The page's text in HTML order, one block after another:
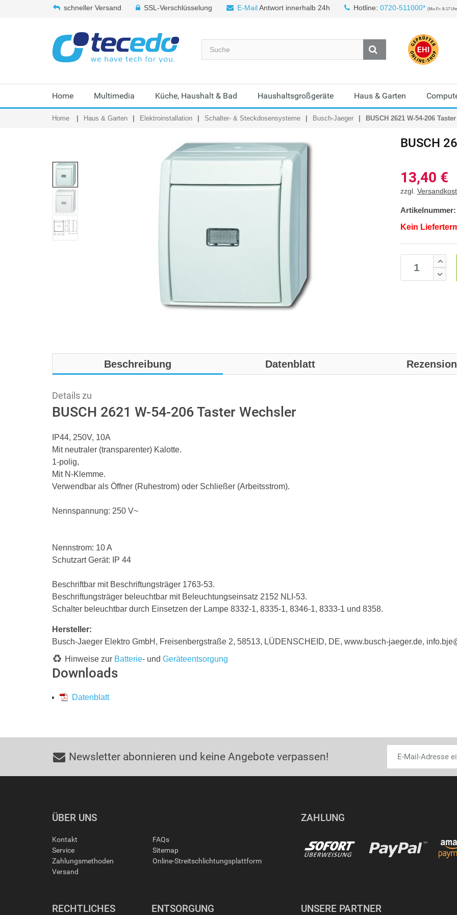
schneller Versand SSL-Verschlüsselung E-MailAntwort innerhalb 24h Hotline: 0720-511000* (Mo-Fr: 8-17
Home Multimedia Küche, Haushalt & Bad Haushaltsgroßgeräte Haus & Garten
Home Haus & Garten Elektroinstallation Schalter- & Steckdosensysteme Busch-Jaeger BUSCH 2621 W-54-206
BUSCH
13,40 €
zzgl.
Artikelnummer:
Kein
Beschreibung Datenblatt
Details zu
BUSCH 2621 W-54-206 Taster Wechsler
IP44, 250V, 10A
Mit neutraler (transparenter) Kalotte.
1-polig,
Mit N-Klemme.
Verwendbar als Öffner (Ruhestrom) oder Schließer (Arbeitsstrom).
Nennspannung: 250 V~
Nennstrom: 10 A
Schutzart Gerät: IP 44
Beschriftbar mit Beschriftungsträger 1763-53.
Beschriftungsträger beleuchtbar mit Beleuchtungseinsatz 2152 NLI-53.
Schalter beleuchtbar durch Einsetzen der Lampe 8332-1, 8335-1, 8346-1, 8333-1 und 8358.
Hersteller:
Busch-Jaeger Elektro GmbH, Freisenbergstraße 2, 58513, LÜDENSCHEID, DE, www.busch-jaeger.de,
Hinweise zur Batterie- und Geräteentsorgung
Downloads
Datenblatt
Newsletter abonnieren und keine Angebote verpassen!
ÜBER UNS
Kontakt
Service
Zahlungsmethoden
Versand
FAQs
Sitemap
Online-Streitschlichtungsplattform
ZAHLUNG
RECHTLICHES ENTSORGUNG UNSERE PARTNER